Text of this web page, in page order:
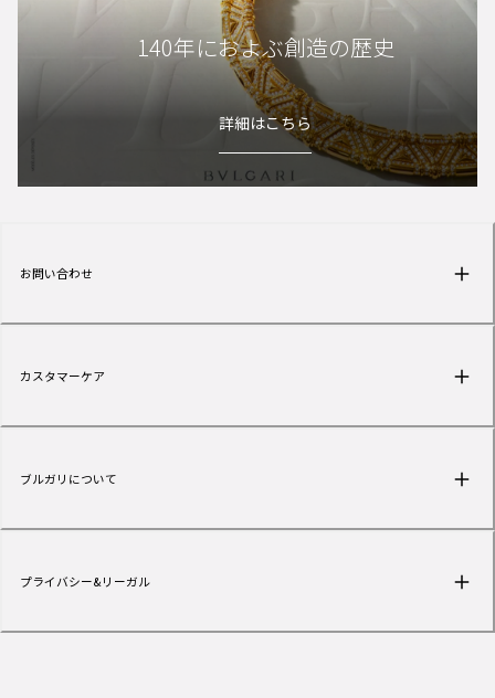
140年におよぶ創造の歴史
詳細はこちら
お問い合わせ
カスタマーケア
ブルガリについて
プライバシー&リーガル